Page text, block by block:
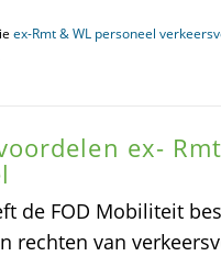
ex-Rmt & WL personeel
ex-
de FOD Mobiliteit
rechten van